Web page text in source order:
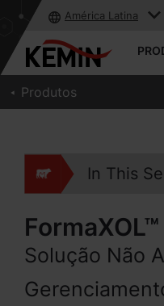
América Latina
Produtos
In This
FormaXOL™
Solução Não